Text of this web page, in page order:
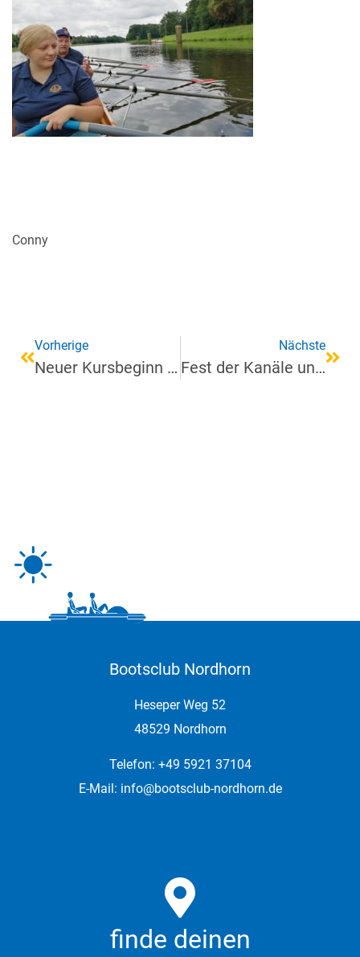
Conny
Vorherige
Neuer Kursbeginn am 13. Juli
Nächste
Fest der Kanäle und Vereinssonntag – Juli 2022
Bootsclub Nordhorn
Heseper Weg 52
48529 Nordhorn
Telefon: +49 5921 37104
E-Mail: info@bootsclub-nordhorn.de
finde deinen